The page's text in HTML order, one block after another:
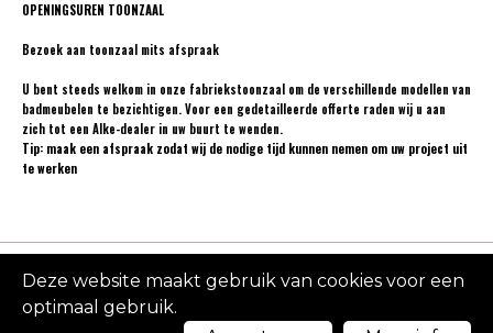
Deze website maakt gebruik van cookies voor een
optimaal gebruik.
OPENINGSUREN TOONZAAL
Bezoek aan toonzaal mits afspraak
U bent steeds welkom in onze fabriekstoonzaal om de verschillende modellen van
badmeubelen te bezichtigen. Voor een gedetailleerde offerte raden wij u aan
zich tot een Alke-dealer in uw buurt te wenden.
Tip: maak een afspraak zodat wij de nodige tijd kunnen nemen om uw project uit
te werken
2026 Alke
Cookie policy
Made